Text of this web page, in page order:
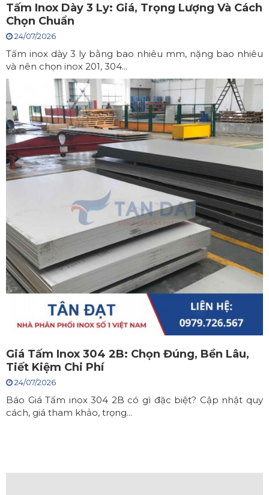
Tấm Inox Dày 3 Ly: Giá, Trọng Lượng Và Cách
Chọn Chuẩn
24/07/2026
Tấm inox dày 3 ly bằng bao nhiêu mm, nặng bao nhiêu
và nên chọn inox 201, 304...
Giá Tấm Inox 304 2B: Chọn Đúng, Bền Lâu,
Tiết Kiệm Chi Phí
24/07/2026
Báo Giá Tấm inox 304 2B có gì đặc biệt? Cập nhật quy
cách, giá tham khảo, trọng...